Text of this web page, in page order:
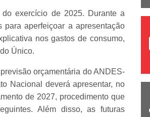
exercício de 2025. Durante a
para aperfeiçoar a apresentação
nos gastos de consumo,
Único.
orçamentária do ANDES-
Nacional deverá apresentar, no
de 2027, procedimento que
Além disso, as futuras